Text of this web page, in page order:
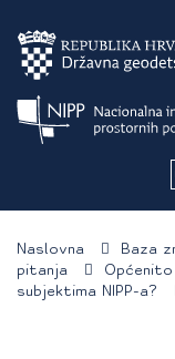
Naslovna Baza
pitanja
Općenito
subjektima NIPP-a?